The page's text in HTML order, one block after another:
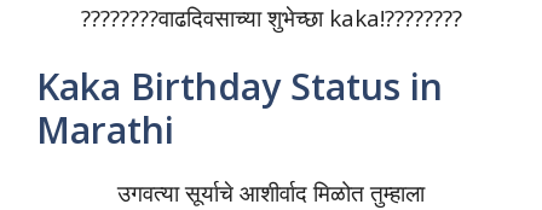
????????वाढदिवसाच्या शुभेच्छा kaka!????????
Kaka Birthday Status in
Marathi
उगवत्या सूर्याचे आशीर्वाद मिळोत तुम्हाला